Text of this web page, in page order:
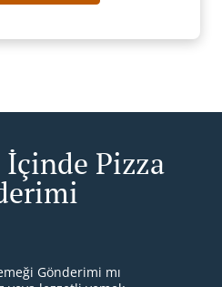
Pizza
Gönderimi mı